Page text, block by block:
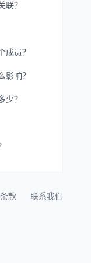
联？
成员？
影响？
少？
款 联系我们